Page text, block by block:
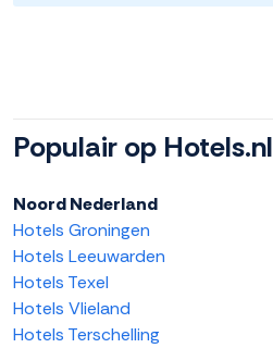
Populair op Hotels.nl
Noord Nederland
Hotels Groningen
Hotels Leeuwarden
Hotels Texel
Hotels Vlieland
Hotels Terschelling